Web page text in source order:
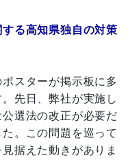
る高知県独自の対策
スターが掲示板に多
先日、弊社が実施し
選法の改正が必要だ
。この問題を巡って
据えた動きがありま